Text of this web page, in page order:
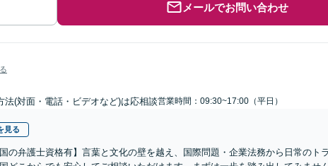
メールでお問い合わせ
法(対面・電話・ビデオなど)は応相談営業時間：09:30~17:00（平日）
見る
の弁護士資格有】言葉と文化の壁を越え、国際問題・企業法務から日常のト